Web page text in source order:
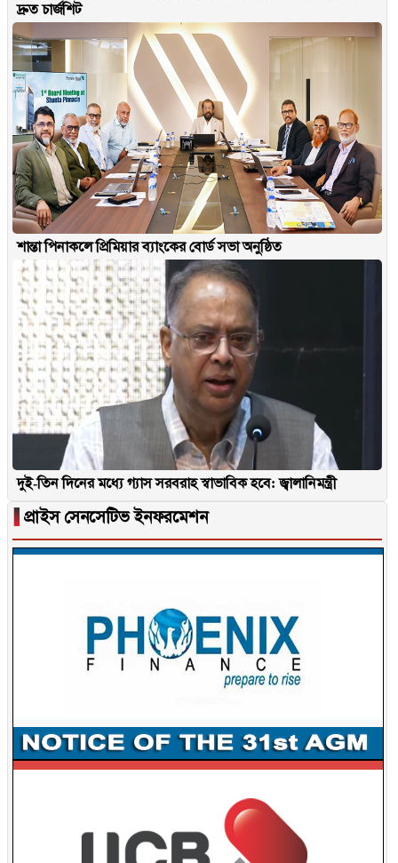
দ্রুত চার্জশিট
শান্তা পিনাকলে প্রিমিয়ার ব্যাংকের বোর্ড সভা অনুষ্ঠিত
দুই-তিন দিনের মধ্যে গ্যাস সরবরাহ স্বাভাবিক হবে: জ্বালানিমন্ত্রী
▐ প্রাইস সেনসেটিভ ইনফরমেশন